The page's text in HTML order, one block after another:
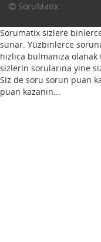
SoruMatix
Sorumatix sizlere
sunar. Yüzbinlerce
hızlıca bulmanıza
sizlerin sorularına yine
Siz de soru sorun puan
puan kazanın...